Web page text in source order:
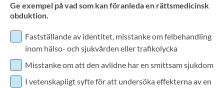
Ge exempel på vad som kan föranleda en rättsmedicinsk
obduktion.
Fastställande av identitet, misstanke om felbehandling
inom hälso- och sjukvården eller trafikolycka
Misstanke om att den avlidne har en smittsam sjukdom
I vetenskapligt syfte för att undersöka effekterna av en